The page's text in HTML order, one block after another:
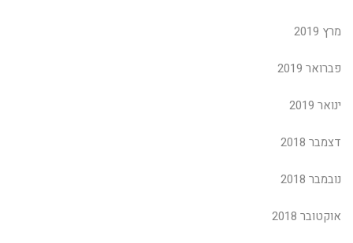
מרץ 2019
פברואר 2019
ינואר 2019
דצמבר 2018
נובמבר 2018
אוקטובר 2018